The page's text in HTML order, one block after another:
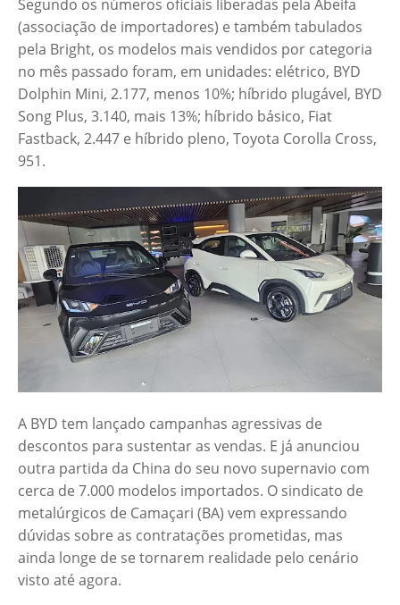
Segundo os números oficiais liberadas pela Abeifa
(associação de importadores) e também tabulados
pela Bright, os modelos mais vendidos por categoria
no mês passado foram, em unidades: elétrico, BYD
Dolphin Mini, 2.177, menos 10%; híbrido plugável, BYD
Song Plus, 3.140, mais 13%; híbrido básico, Fiat
Fastback, 2.447 e híbrido pleno, Toyota Corolla Cross,
951.
A BYD tem lançado campanhas agressivas de
descontos para sustentar as vendas. E já anunciou
outra partida da China do seu novo supernavio com
cerca de 7.000 modelos importados. O sindicato de
metalúrgicos de Camaçari (BA) vem expressando
dúvidas sobre as contratações prometidas, mas
ainda longe de se tornarem realidade pelo cenário
visto até agora.